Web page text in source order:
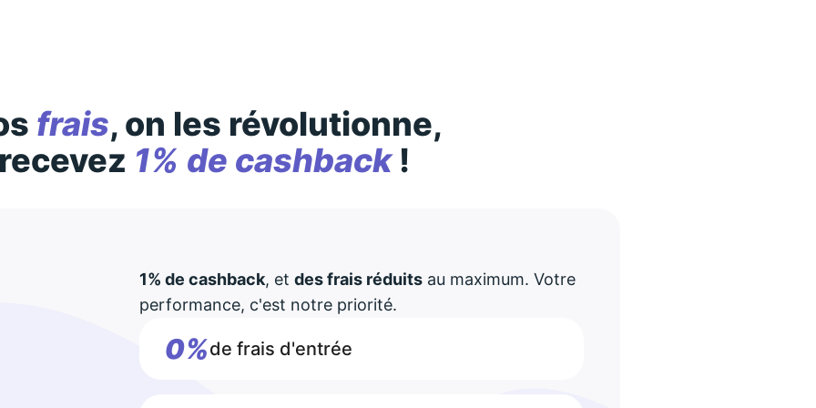
frais, on les révolutionne,
1% de cashback!
1% de cashback, et des frais réduitsau maximum. Votre
performance, c'est notre priorité.
0%de frais d'entrée